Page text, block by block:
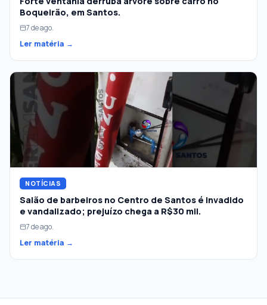
Boqueirão, em Santos.
7 de ago.
Ler matéria →
NOTÍCIAS
Salão de barbeiros no Centro de Santos é invadido
e vandalizado; prejuízo chega a R$30 mil.
7 de ago.
Ler matéria →